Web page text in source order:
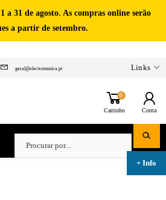
a 31 de agosto. As compras online serão
a partir de setembro.
geral@electromusica.pt Links
0
Carrinho Conta